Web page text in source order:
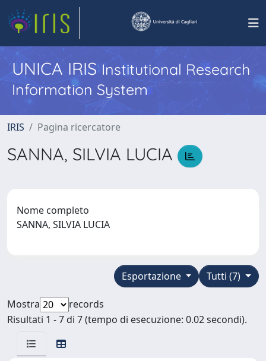
UNICA IRISInstitutional Research
Information System
IRIS Pagina ricercatore
SANNA, SILVIA LUCIA
Nome completo
SANNA, SILVIA LUCIA
Tutti (7)
Esportazione
Mostra
records
Risultati 1 - 7 di 7 (tempo di esecuzione: 0.02 secondi).